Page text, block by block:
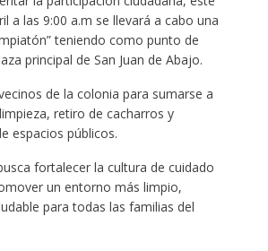
a las 9:00 a.m se llevará a cabo una
teniendo como punto de
principal de San Juan de Abajo.
de la colonia para sumarse a
retiro de cacharros y
espacios públicos.
fortalecer la cultura de cuidado
un entorno más limpio,
para todas las familias del